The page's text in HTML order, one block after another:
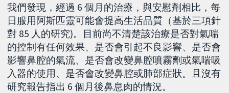
我們發現，經過 6 個月的治療，與安慰劑相比，每
日服用阿斯匹靈可能會提高生活品質（基於三項針
對 85 人的研究)。目前尚不清楚該治療是否對氣喘
的控制有任何效果、是否會引起不良影響、是否會
影響鼻腔的氣流、是否會改變鼻腔噴霧劑或氣喘吸
入器的使用、是否會改變鼻腔或肺部症狀。且沒有
研究報告指出 6 個月後鼻息肉的情況。